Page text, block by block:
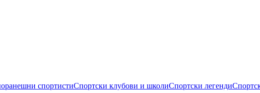
спортистиСпортски клубови и школиСпортски легенди